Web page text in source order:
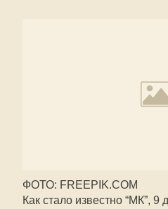
ФОТО: FREEPIK.COM
Как стало известно “МК”,